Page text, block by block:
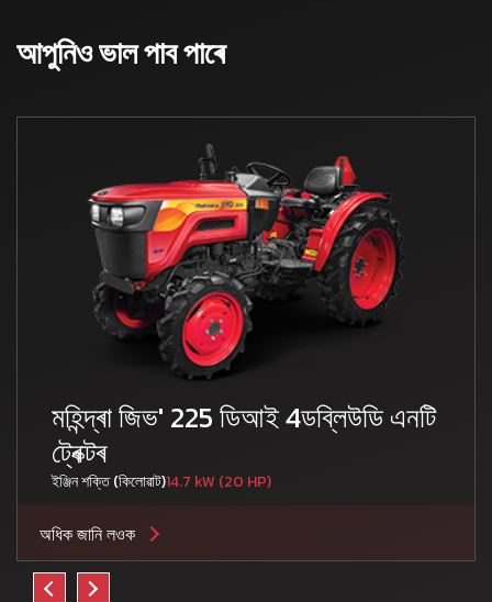
আপুনিও ভাল পাব পাৰে
মহিন্দ্ৰা জিভ' 225 ডিআই 4ডব্লিউডি এনটি
ট্ৰেক্টৰ
ইঞ্জিন শক্তি (কিলোৱাট)14.7 kW (20 HP)
অধিক জানি লওক